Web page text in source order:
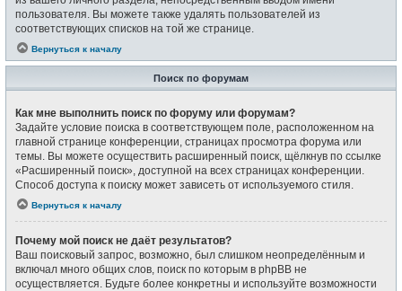
пользователя. Вы можете также удалять пользователей из
соответствующих списков на той же странице.
Вернуться к началу
Поиск по форумам
Как мне выполнить поиск по форуму или форумам?
Задайте условие поиска в соответствующем поле, расположенном на
главной странице конференции, страницах просмотра форума или
темы. Вы можете осуществить расширенный поиск, щёлкнув по ссылке
«Расширенный поиск», доступной на всех страницах конференции.
Способ доступа к поиску может зависеть от используемого стиля.
Вернуться к началу
Почему мой поиск не даёт результатов?
Ваш поисковый запрос, возможно, был слишком неопределённым и
включал много общих слов, поиск по которым в phpBB не
осуществляется. Будьте более конкретны и используйте возможности